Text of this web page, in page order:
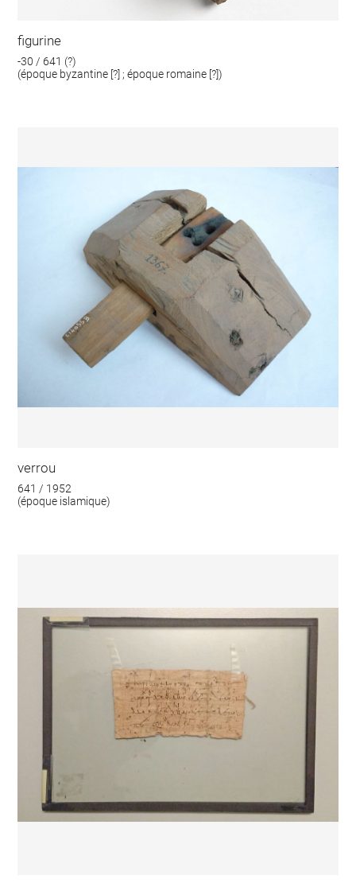
figurine
-30 / 641 (?)
(époque byzantine [?] ; époque romaine [?])
verrou
641 / 1952
(époque islamique)